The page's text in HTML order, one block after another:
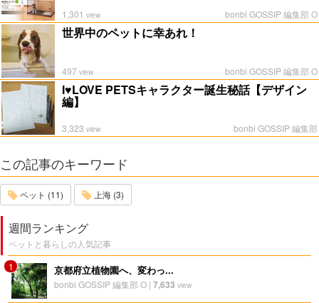
bonbi GOSSIP 編集部 O
1,301 view
世界中のペットに幸あれ！
bonbi GOSSIP 編集部 O
497 view
I♥LOVE PETSキャラクター誕生秘話【デザイン
編】
bonbi GOSSIP 編集部
3,323 view
この記事のキーワード
ペット (11) 上海 (3)
週間ランキング
ペットと暮らしの人気記事
1
京都府立植物園へ、変わっ...
bonbi GOSSIP 編集部 O | 7,633 view